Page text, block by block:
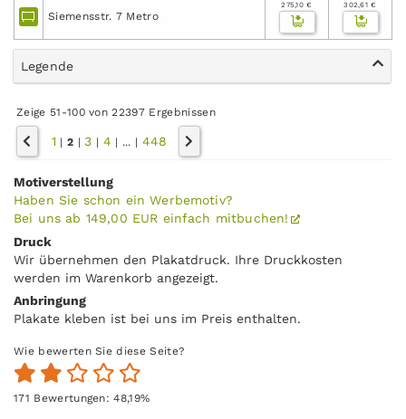
Siemensstr. 7 Metro
275,10 € 302,61 €
Legende
Zeige 51-100 von 22397 Ergebnissen
1 |2 |3 | 4 | ... | 448
Motiverstellung
Haben Sie schon ein Werbemotiv?
Bei uns ab 149,00 EUR einfach mitbuchen!
Druck
Wir übernehmen den Plakatdruck. Ihre Druckkosten
werden im Warenkorb angezeigt.
Anbringung
Plakate kleben ist bei uns im Preis enthalten.
Wie bewerten Sie diese Seite?
171 Bewertungen:48,19%